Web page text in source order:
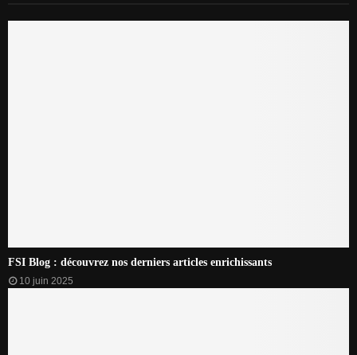
FSI Blog : découvrez nos derniers articles enrichissants
10 juin 2025